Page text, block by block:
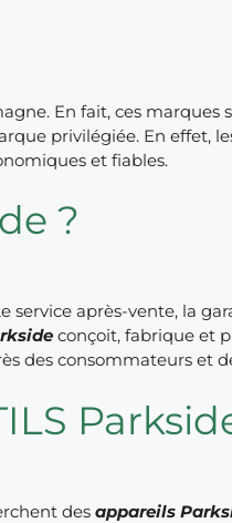
En fait, ces marques
privilégiée. En effet,
et fiables.
?
service après-vente, la
conçoit, fabrique et
des consommateurs et
desappareils